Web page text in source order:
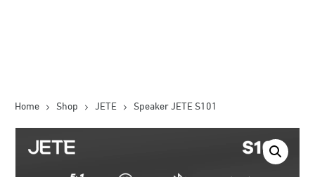
Home Shop JETE Speaker JETE S101